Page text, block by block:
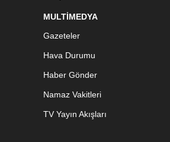
MULTİMEDYA
Gazeteler
Hava Durumu
Haber Gönder
Namaz Vakitleri
TV Yayın Akışları